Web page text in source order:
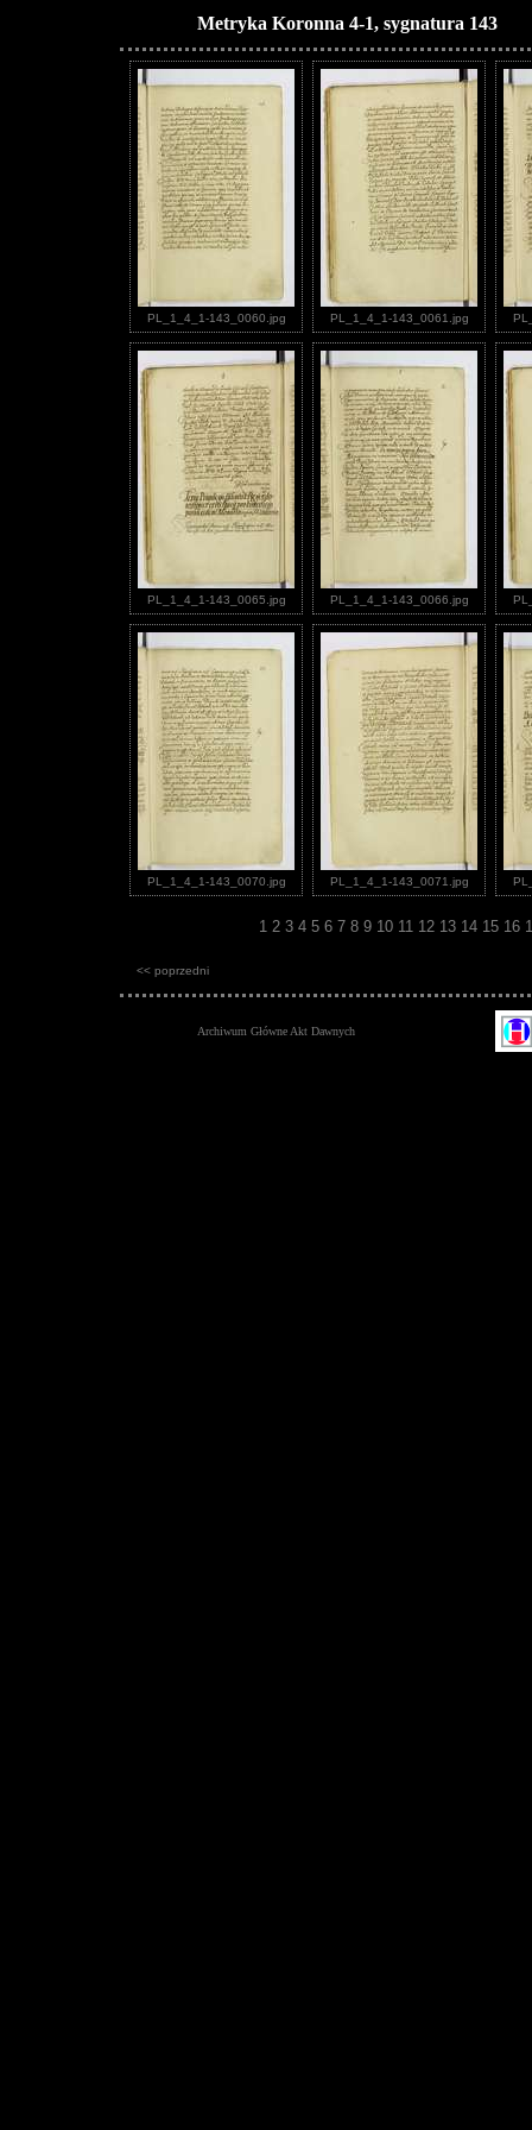
Metryka Koronna 4-1, sygnatura 143
PL_1_4_1-143_0060.jpg PL_1_4_1-143_0061.jpg
PL_1_4_1-143_0065.jpg PL_1_4_1-143_0066.jpg
PL_1_4_1-143_0070.jpg PL_1_4_1-143_0071.jpg
1 2 3 4 5 6 7 8 9 10 11 12 13 14 15 16
<< poprzedni
Archiwum Główne Akt Dawnych